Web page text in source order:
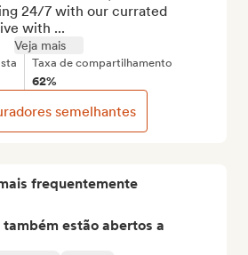
frequentemente
estão abertos a
24/7 with our currated
with ...
Veja mais
Taxa de compartilhamento
62%
semelhantes